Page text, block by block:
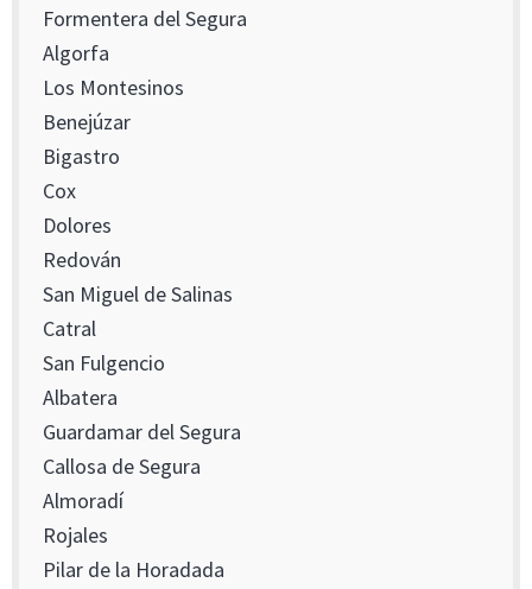
Formentera del Segura
Algorfa
Los Montesinos
Benejúzar
Bigastro
Cox
Dolores
Redován
San Miguel de Salinas
Catral
San Fulgencio
Albatera
Guardamar del Segura
Callosa de Segura
Almoradí
Rojales
Pilar de la Horadada